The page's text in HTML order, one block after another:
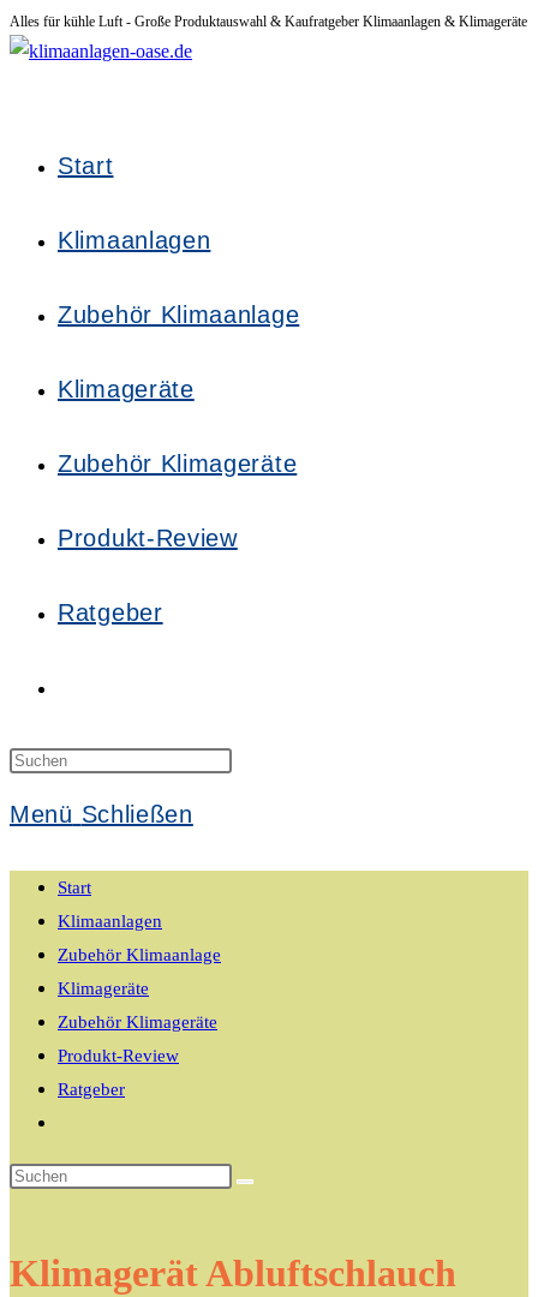
Zum
Inhalt
Alles für kühle Luft - Große Produktauswahl & Kaufratgeber Klimaanlagen & Klimageräte
Start
Klimaanlagen
Zubehör Klimaanlage
Klimageräte
Zubehör Klimageräte
Produkt-Review
Ratgeber
Suche
umschalten
Menü Schließen
Start
Klimaanlagen
Zubehör Klimaanlage
Klimageräte
Zubehör Klimageräte
Produkt-Review
Ratgeber
umschalten
Diese
Klimagerät Abluftschlauch